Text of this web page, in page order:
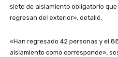
siete de aislamiento obligatorio
regresan del exterior», detalló.
«Han regresado 42 personas y el
aislamiento como corresponde»,